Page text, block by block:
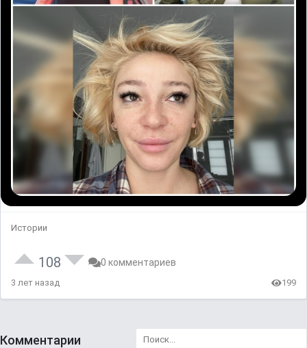
Истории
108 0 комментариев
3 лет назад 199
Комментарии